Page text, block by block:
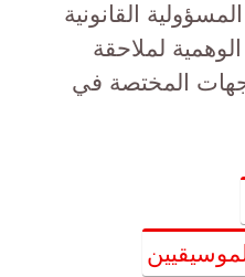
القانونية
لملاحقة
المختصة في